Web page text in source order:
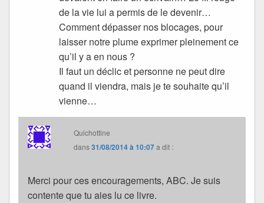
de la vie lui a permis de le devenir…
Comment dépasser nos blocages, pour
laisser notre plume exprimer pleinement ce
qu’il y a en nous ?
Il faut un déclic et personne ne peut dire
quand il viendra, mais je te souhaite qu’il
vienne…
Quichottine
dans31/08/2014 à 10:07a dit :
Merci pour ces encouragements, ABC. Je suis
contente que tu aies lu ce livre.